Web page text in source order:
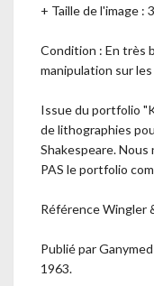
+ Taille de l'image :
Condition : En très
manipulation sur
Issue du portfolio
de lithographies
Shakespeare.
PAS le portfolio
Référence Wingler
Publié par
1963.